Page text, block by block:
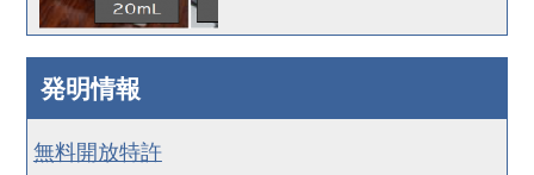
発明情報
無料開放特許